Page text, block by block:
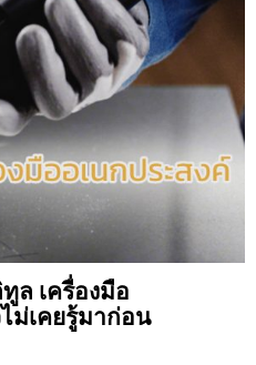
ล เครื่องมือ
ม่เคยรู้มาก่อน